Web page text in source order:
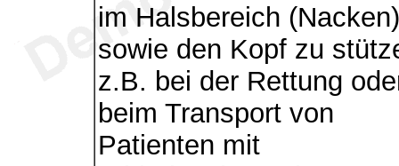
im Halsbereich (Nacken)
sowie den Kopf zu
z.B. bei der Rettung
beim Transport von
Patienten mit